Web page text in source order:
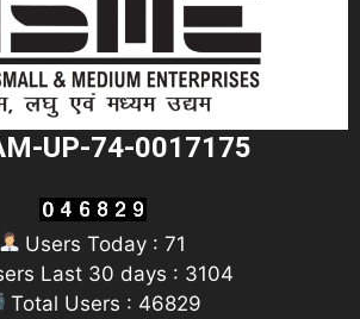
UP-74-0017175
Users Today : 71
Last 30 days : 3104
Total Users : 46829